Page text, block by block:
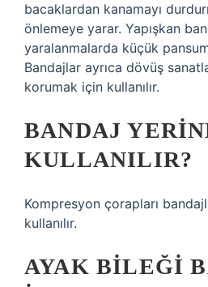
bacaklardan kanamayı
önlemeye yarar. Yapışkan
yaralanmalarda küçük
Bandajlar ayrıca dövüş
korumak için kullanılır.
BANDAJ
KULLANILIR?
Kompresyon çorapları
kullanılır.
AYAK BILEĞI